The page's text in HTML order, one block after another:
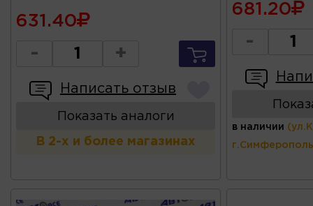
631.40
- +
Написать отзыв
Показать аналоги
В 2-х и более магазинах
681.20
-
в наличии